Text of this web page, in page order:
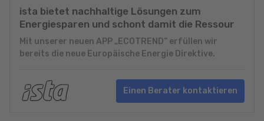
ista bietet nachhaltige Lösungen zum
Energiesparen und schont damit die Ressour
Mit unserer neuen APP „ECOTREND“ erfüllen wir
bereits die neue Europäische Energie Direktive.
Einen Berater kontaktieren